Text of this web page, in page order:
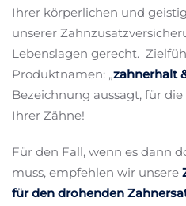
Ihrer körperlichen und
unserer
Lebenslagen gerecht.
Produktnamen: „zahnerhalt
Bezeichnung aussagt, für
Ihrer Zähne!
Für den Fall, wenn es dann
muss, empfehlen wir unsere
für den drohenden